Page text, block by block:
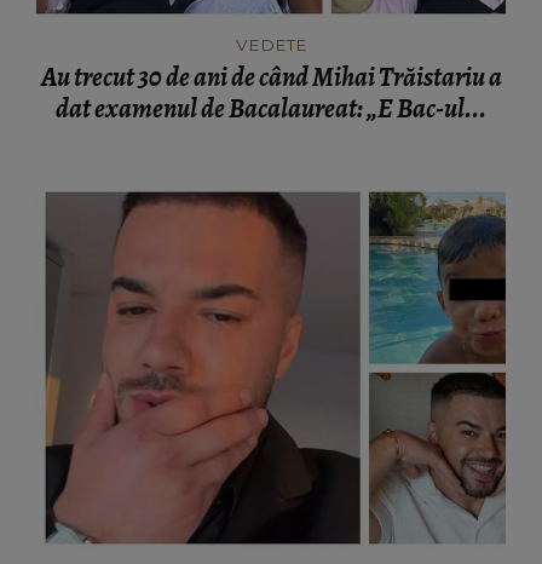
VEDETE
Au trecut 30 de ani de când Mihai Trăistariu a
dat examenul de Bacalaureat: „E Bac-ul...